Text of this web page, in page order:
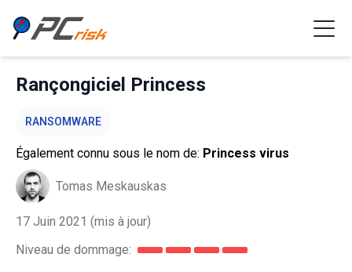
Rançongiciel Princess
RANSOMWARE
Également connu sous le nom de: Princess virus
Tomas Meskauskas
17 Juin 2021 (mis à jour)
Niveau de dommage: